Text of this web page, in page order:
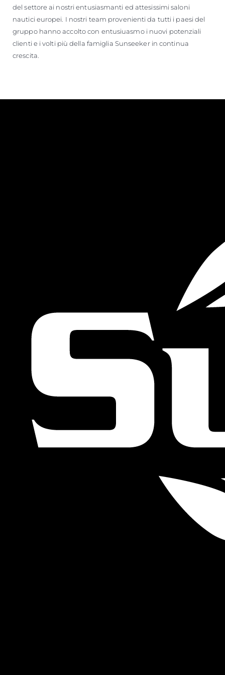
del settore ai nostri entusiasmanti ed attesissimi saloni
nautici europei. I nostri team provenienti da tutti i paesi del
gruppo hanno accolto con entusiuasmo i nuovi potenziali
clienti e i volti più della famiglia Sunseeker in continua
crescita.